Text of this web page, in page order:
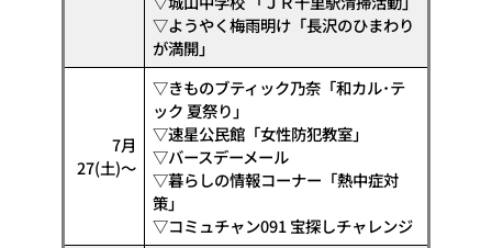
▽ようやく梅雨明け「長沢のひまわり
が満開」
7月
27(土)～
▽きものブティック乃奈「和カル･テ
ック 夏祭り｣
▽速星公民館「女性防犯教室」
▽バースデーメール
▽暮らしの情報コーナー「熱中症対
策」
▽コミュチャン091 宝探しチャレンジ